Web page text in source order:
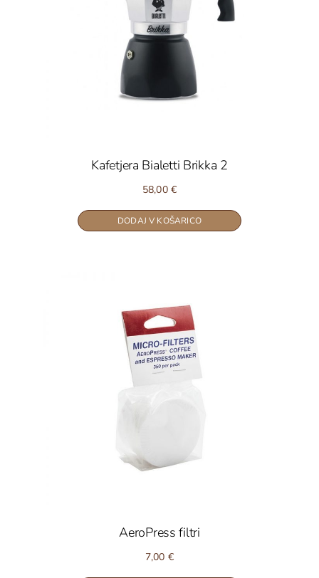
Kafetjera Bialetti Brikka 2
58,00€
DODAJ V KOŠARICO
AeroPress filtri
7,00 €